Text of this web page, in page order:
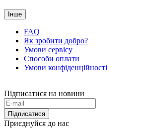
Інше
FAQ
Як зробити добро?
Умови сервісу
Способи оплати
Умови конфіденційності
Підписатися на новини
Підписатися
Приєднуйся до нас